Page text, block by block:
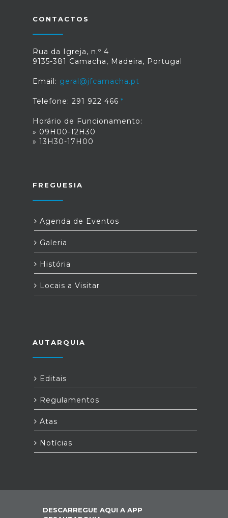
CONTACTOS
Rua da Igreja, n.º 4
9135-381 Camacha, Madeira, Portugal
Email: geral@jfcamacha.pt
Telefone: 291 922 466
Horário de Funcionamento:
» 09H00-12H30
» 13H30-17H00
FREGUESIA
Agenda de Eventos
Galeria
História
Locais a Visitar
AUTARQUIA
Editais
Regulamentos
Atas
Notícias
DESCARREGUE AQUI A APP